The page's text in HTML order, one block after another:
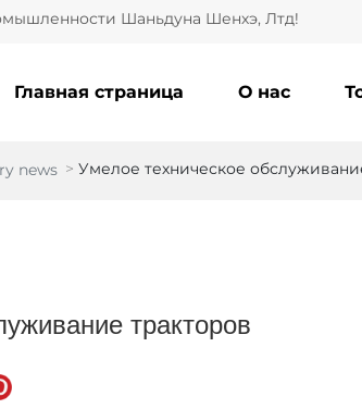
Шаньдуна Шенхэ, Лтд!
Главная страница О нас
news Умелое техническое
тракторов